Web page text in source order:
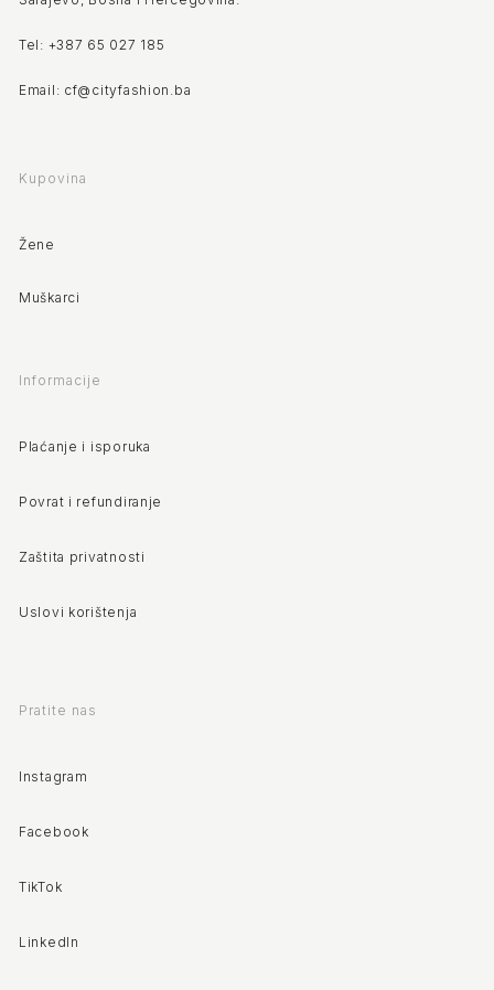
Tel: +387 65 027 185
Email: cf@cityfashion.ba
Kupovina
Žene
Muškarci
Informacije
Plaćanje i isporuka
Povrat i refundiranje
Zaštita privatnosti
Uslovi korištenja
Pratite nas
Instagram
Facebook
TikTok
LinkedIn